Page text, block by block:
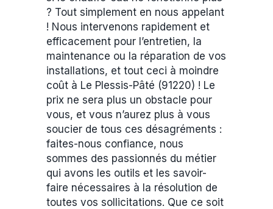
? Tout simplement en nous appelant
! Nous intervenons rapidement et
efficacement pour l’entretien, la
maintenance ou la réparation de vos
installations, et tout ceci à moindre
coût à Le Plessis-Pâté (91220) ! Le
prix ne sera plus un obstacle pour
vous, et vous n’aurez plus à vous
soucier de tous ces désagréments :
faites-nous confiance, nous
sommes des passionnés du métier
qui avons les outils et les savoir-
faire nécessaires à la résolution de
toutes vos sollicitations. Que ce soit